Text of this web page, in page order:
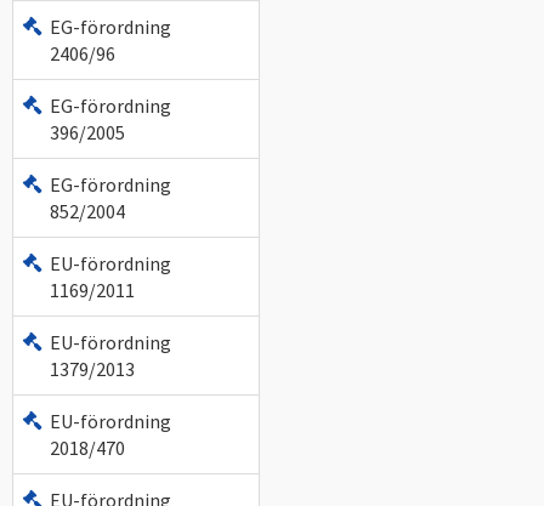
EG-förordning
2406/96
EG-förordning
396/2005
EG-förordning
852/2004
EU-förordning
1169/2011
EU-förordning
1379/2013
EU-förordning
2018/470
EU-förordning